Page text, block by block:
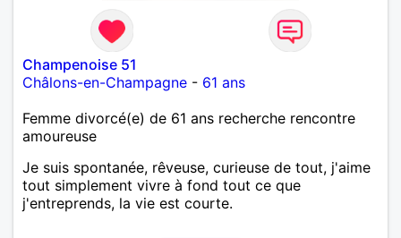
Champenoise 51
Châlons-en-Champagne - 61 ans
Femme divorcé(e) de 61 ans recherche rencontre
amoureuse
Je suis spontanée, rêveuse, curieuse de tout, j'aime
tout simplement vivre à fond tout ce que
j'entreprends, la vie est courte.